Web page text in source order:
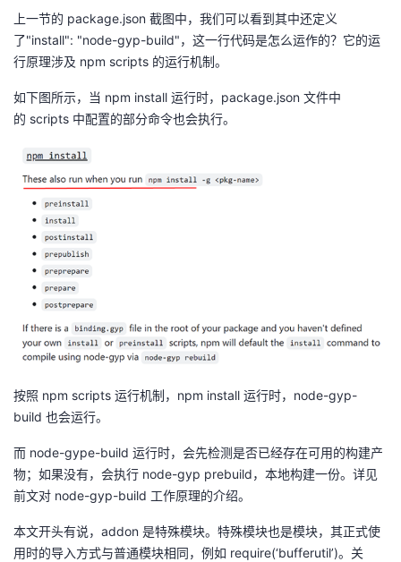
上一节的 package.json 截图中，我们可以看到其中还定义
了"install": "node-gyp-build"，这一行代码是怎么运作的？它的运
行原理涉及 npm scripts 的运行机制。
如下图所示，当 npm install 运行时， package.json 文件中
的 scripts 中配置的部分命令也会执行。
按照 npm scripts 运行机制， npm install 运行时， node-gyp-
build 也会运行。
而 node-gype-build 运行时，会先检测是否已经存在可用的构建产
物；如果没有，会执行 node-gyp prebuild，本地构建一份。详见
前文对 node-gyp-build 工作原理的介绍。
本文开头有说， addon 是特殊模块。特殊模块也是模块，其正式使
用时的导入方式与普通模块相同，例如 require(‘bufferutil’)。关